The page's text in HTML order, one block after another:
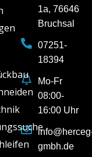
1a, 76646
Bruchsal
07251-
18394
Mo-Fr
08:00-
16:00 Uhr
gmbh.de